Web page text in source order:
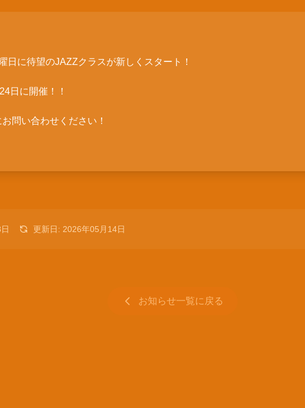
日に待望のJAZZクラスが新しくスタート！
日に開催！！
問い合わせください！
更新日: 2026年05月14日
お知らせ一覧に戻る